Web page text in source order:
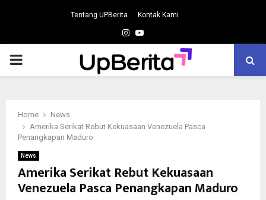
Tentang UPBerita Kontak Kami
Instagram
Youtube
PRIMARY
Home
News
Amerika Serikat Rebut Kekuasaan Venezuela Pasca
Penangkapan Maduro
News
Amerika Serikat Rebut Kekuasaan
Venezuela Pasca Penangkapan Maduro